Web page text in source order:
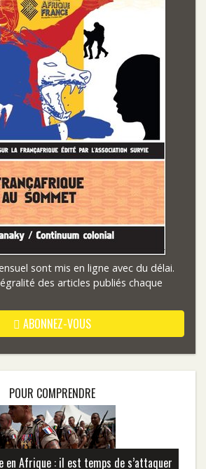
sont mis en ligne avec du délai.
des articles publiés chaque
ABONNEZ-VOUS
POUR COMPRENDRE
en Afrique : il est temps de s’attaquer